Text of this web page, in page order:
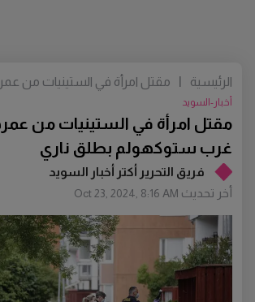
فريق التحرير أكتر أخبار السويد
أخر تحديث Oct 23, 2024, 8:16 AM
مقتل امرأة في الستينيات من
غرب ستوكهولم بطلق ناري
أخبار-السويد
الرئيسية
مقتل امرأة في الستينيات من